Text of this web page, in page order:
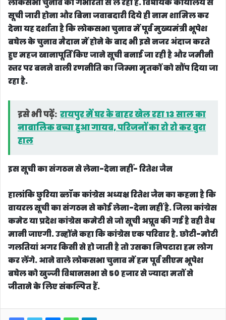
लोकसभा चुनाव को गंभीरता से ले रही है. विधायक कार्यालय से
सूची जारी होना और बिना जवाबदारी दिये ही नाम शामिल कर
देना यह दर्शाता है कि लोकसभा चुनाव में पूर्व मुख्यमंत्री भूपेश
बघेल के चुनाव मैदान में होने के बाद भी इसे नजर अंदाज करते
हुए महज खानापूर्ति किए जाने सूची बनाई जा रही है और जमीनी
स्तर पर बनने वाली रणनीति का जिम्मा मृतकों को सौंप दिया जा
रहा है.
इसे भी पढ़ें: रायपुर में घर के बाहर खेल रहा 13 साल का
नाबालिक बच्चा हुआ गायब, परिजनों का रो रो कर बुरा
हाल
इस सूची का संगठन से लेना-देना नहीं- रितेश जैन
हालांकि छुरिया ब्लॉक कांग्रेस अध्यक्ष रितेश जैन का कहना है कि
वायरल सूची का संगठन से कोई लेना-देना नहीं है. जिला कांग्रेस
कमेट या प्रदेश कांग्रेस कमेटी से जो सूची अप्रूव की गई है वही वैध
मानी जाएगी. उन्होंने कहा कि कांग्रेस एक परिवार है. छोटी-मोटी
गलतियां अगर किसी से हो जाती है तो उसका निपटारा हम लोग
कर लेंगे. आने वाले लोकसभा चुनाव में हम पूर्व सीएम भूपेश
बघेल को खुज्जी विधानसभा से 50 हजार से ज्यादा मतों से
जीताने के लिए संकल्पित हैं.